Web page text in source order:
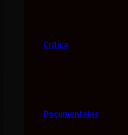
Critica
Documentales